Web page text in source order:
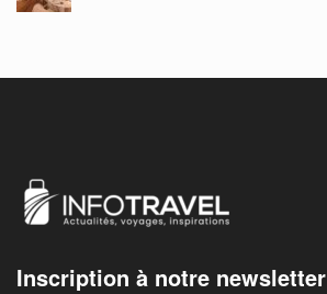
Inscription à notre newsletter